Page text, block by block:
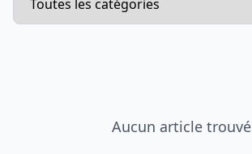
Aucun article trouvé